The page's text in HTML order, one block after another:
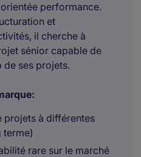
performance.
et
il cherche à
sénior capable de
de ses projets.
projets à différentes
terme)
rare sur le marché